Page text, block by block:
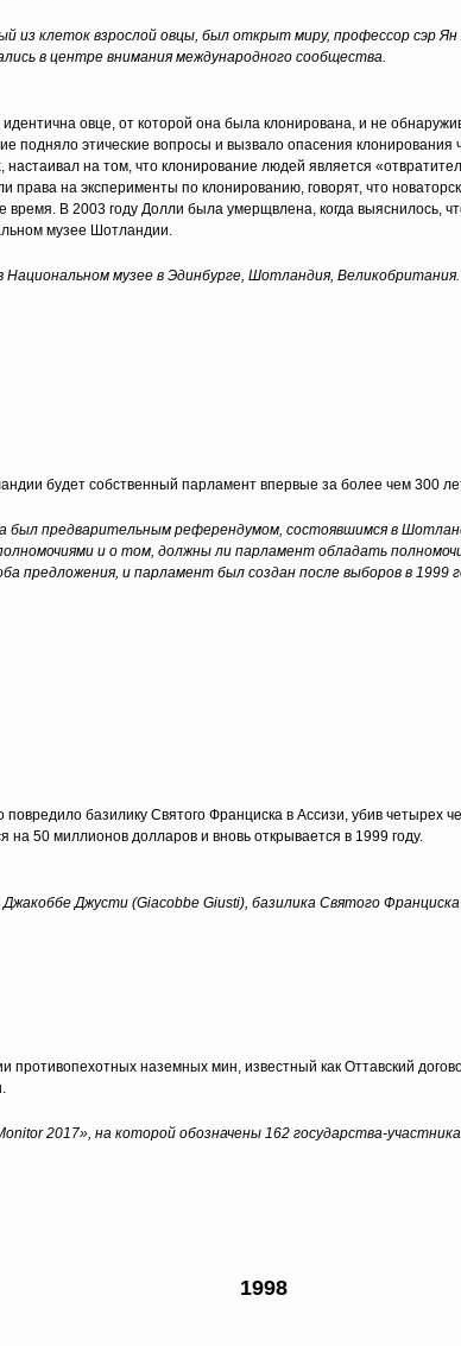
из клеток взрослой овцы, был открыт миру, профессор сэр
в центре внимания международного сообщества.
овце, от которой она была клонирована, и не
подняло этические вопросы и вызвало опасения клонирования
настаивал на том, что клонирование людей является
права на эксперименты по клонированию, говорят, что
время. В 2003 году Долли была умерщвлена, когда выяснилось,
музее Шотландии.
Национальном музее в Эдинбурге, Шотландия, Великобритания.
будет собственный парламент впервые за более чем 300
предварительным референдумом, состоявшимся в
и о том, должны ли парламент обладать
предложения, и парламент был создан после выборов в 1999
базилику Святого Франциска в Ассизи, убив четырех
50 миллионов долларов и вновь открывается в 1999 году.
Джакоббе Джусти (Giacobbe Giusti), базилика Святого Франциска
противопехотных наземных мин, известный как Оттавский
2017», на которой обозначены 162 государства-
1998